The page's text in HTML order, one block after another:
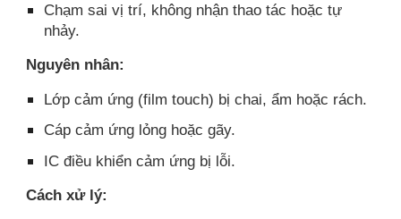
Chạm sai vị trí, không nhận thao tác hoặc tự
nhảy.
Nguyên nhân:
Lớp cảm ứng (film touch) bị chai, ẩm hoặc rách.
Cáp cảm ứng lỏng hoặc gãy.
IC điều khiển cảm ứng bị lỗi.
Cách xử lý: